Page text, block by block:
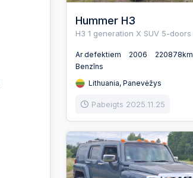
Hummer H3
H3 1 generation X SUV 5-doors
Ar defektiem 2006
220878km
Benzīns
Lithuania, Panevėžys
Pabeigts 2025.11.25